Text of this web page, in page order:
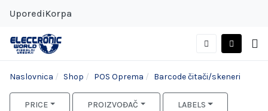
UporediKorpa
Naslovnica Shop POS Oprema Barcode čitači/skeneri
PRICE PROIZVOĐAČ LABELS